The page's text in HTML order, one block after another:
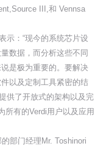
III,和 Vennsa
示：“现今的系统芯片设
数据，而分析这些不同
是极为重要的。要解决
以及定制工具紧密的结
供了开放式的架构以及完
所有的Verdi用户以及应用
部门经理Mr. Toshinori